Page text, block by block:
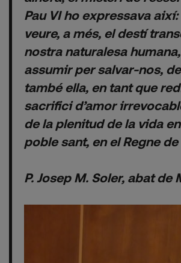
Pau VI ho expressava així:
veure, a més, el destí
nostra naturalesa
assumir per salvar-nos,
també ella, en tant que
sacrifici d’amor
de la plenitud de la vida
poble sant, en el Regne
P. Josep M. Soler, abat de